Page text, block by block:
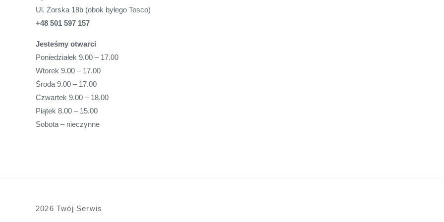
Ul. Żorska 18b (obok byłego Tesco)
+48 501 597 157
Jesteśmy otwarci
Poniedziałek 9.00 – 17.00
Wtorek 9.00 – 17.00
Środa 9.00 – 17.00
Czwartek 9.00 – 18.00
Piątek 8.00 – 15.00
Sobota – nieczynne
2026 Twój Serwis